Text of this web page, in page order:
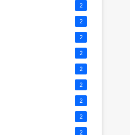
2
2
2
2
2
2
2
2
2